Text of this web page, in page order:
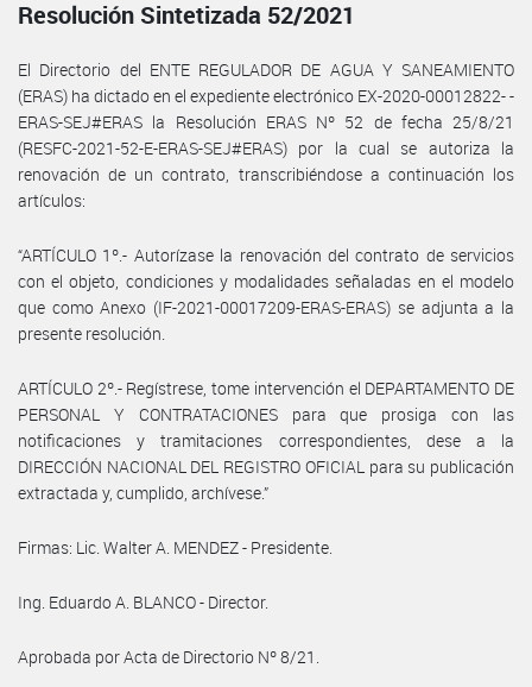
Resolución Sintetizada 52/2021
El Directorio del ENTE REGULADOR DE AGUA Y SANEAMIENTO
(ERAS) ha dictado en el expediente electrónico EX-2020-00012822- -
ERAS-SEJ#ERAS la Resolución ERAS Nº 52 de fecha 25/8/21
(RESFC-2021-52-E-ERAS-SEJ#ERAS) por la cual se autoriza la
renovación de un contrato, transcribiéndose a continuación los
artículos:
“ARTÍCULO 1º.- Autorízase la renovación del contrato de servicios
con el objeto, condiciones y modalidades señaladas en el modelo
que como Anexo (IF-2021-00017209-ERAS-ERAS) se adjunta a la
presente resolución.
ARTÍCULO 2º.- Regístrese, tome intervención el DEPARTAMENTO DE
PERSONAL Y CONTRATACIONES para que prosiga con las
notificaciones y tramitaciones correspondientes, dese a la
DIRECCIÓN NACIONAL DEL REGISTRO OFICIAL para su publicación
extractada y, cumplido, archívese.”
Firmas: Lic. Walter A. MENDEZ - Presidente.
Ing. Eduardo A. BLANCO - Director.
Aprobada por Acta de Directorio Nº 8/21.